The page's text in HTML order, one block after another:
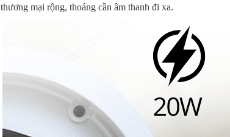
thương mại rộng, thoáng cần âm thanh đi xa.